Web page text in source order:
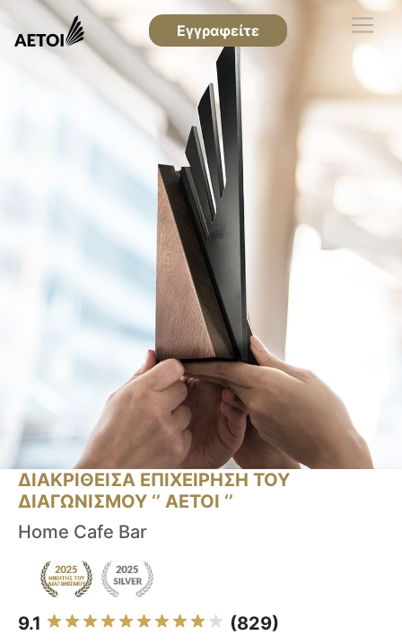
Εγγραφείτε
ΔΙΑΚΡΙΘΕΙΣΑ ΕΠΙΧΕΙΡΗΣΗ ΤΟΥ
ΔΙΑΓΩΝΙΣΜΟΥ ‘’ ΑΕΤΟΙ ‘’
Home Cafe Bar
9.1 (829)